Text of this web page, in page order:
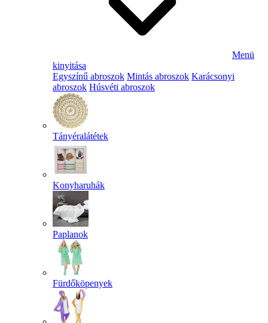
Menü
kinyitása
Egyszínű abroszok Mintás abroszok Karácsonyi
abroszok Húsvéti abroszok
Tányéralátétek
Konyharuhák
Paplanok
Fürdőköpenyek